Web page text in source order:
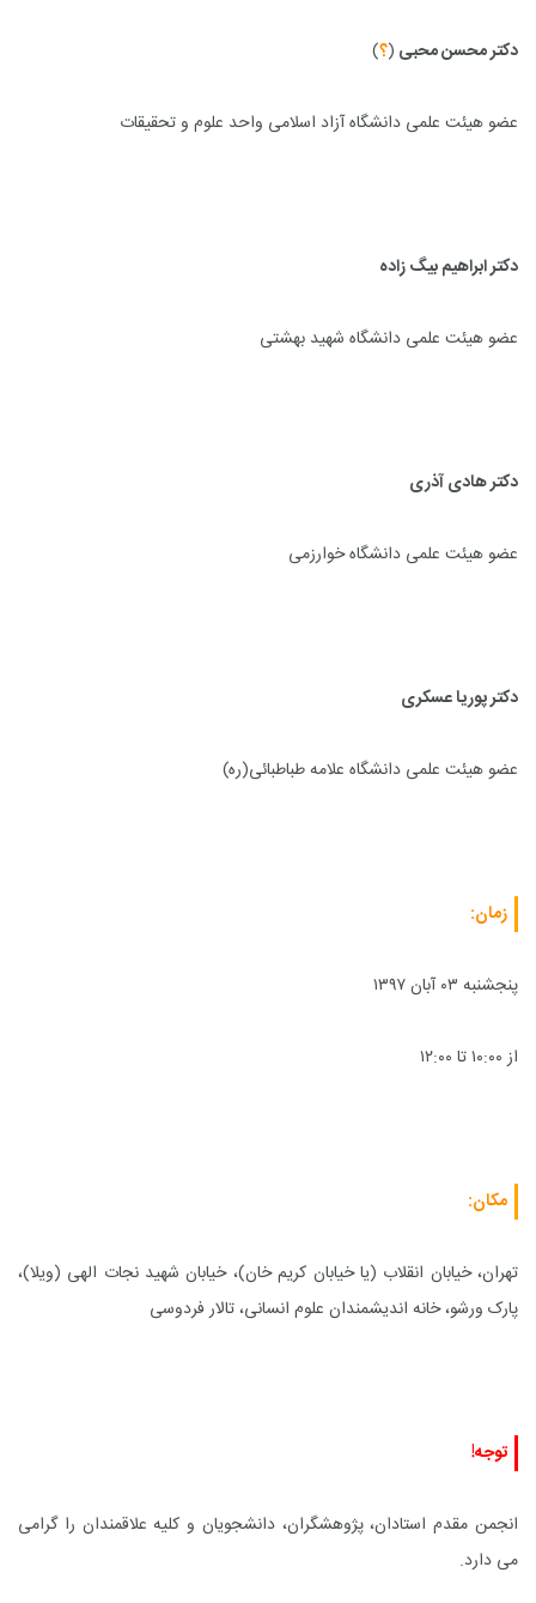
دکتر محسن محبی (؟)
عضو هیئت علمی دانشگاه آزاد اسلامی واحد علوم و تحقیقات
دکتر ابراهیم بیگ زاده
عضو هیئت علمی دانشگاه شهید بهشتی
دکتر هادی آذری
عضو هیئت علمی دانشگاه خوارزمی
دکتر پوریا عسکری
عضو هیئت علمی دانشگاه علامه طباطبائی(ره)
زمان:
پنجشنبه ۰۳ آبان ۱۳۹۷
از ۱۰:۰۰ تا ۱۲:۰۰
مکان:
تهران، خیابان انقلاب (یا خیابان کریم خان)، خیابان شهید نجات الهی (ویلا)،
پارک ورشو، خانه اندیشمندان علوم انسانی، تالار فردوسی
توجه!
انجمن مقدم استادان، پژوهشگران، دانشجویان و کلیه علاقمندان را گرامی
می دارد.